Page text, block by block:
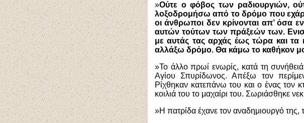
»Ούτε ο φόβος των ραδιουργιών,
λοξοδρομήσω από το δρόμο που
οι άνθρωποι δεν κρίνονται απ’ όσα
αυτών τούτων των πράξεών των.
με αυτάς τας αρχάς έως τώρα και τα
αλλάξω δρόμο. Θα κάμω το καθήκον μου
»Το άλλο πρωί ενωρίς, κατά τη
Αγίου Σπυρίδωνος. Απέξω τον
Ρίχθηκαν κατεπάνω του και ο ένας τον
κοιλιά του το μαχαίρι του. Σωριάσθηκε
»Η πατρίδα έχανε τον αναδημιουργό της,